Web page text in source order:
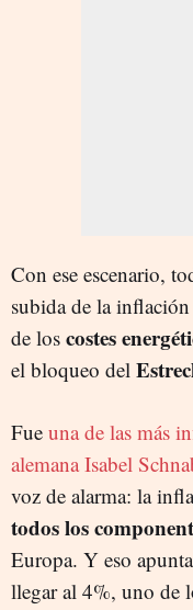
Con ese escenario,
subida de la
de los costes
el bloqueo del
Fue una de las más
alemana Isabel
voz de alarma: la
todos los
Europa. Y eso
llegar al 4%, uno de